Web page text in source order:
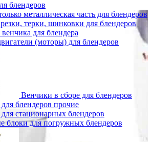
блендеров
металлическая часть для блендеров
терки, шинковки для блендеров
для блендера
(моторы) для блендеров
Венчики в сборе для блендеров
блендеров прочие
для стационарных блендеров
блоки для погружных блендеров